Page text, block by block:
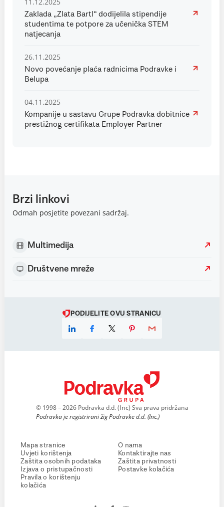
Zaklada „Zlata Bartl“ dodijelila stipendije
studentima te potpore za učenička STEM
natjecanja
26.11.2025
Novo povećanje plaća radnicima Podravke i
Belupa
04.11.2025
Kompanije u sastavu Grupe Podravka dobitnice
prestižnog certifikata Employer Partner
Brzi linkovi
Odmah posjetite povezani sadržaj.
Multimedija
Društvene mreže
PODIJELITE OVU STRANICU
© 1998 – 2026 Podravka d.d. (Inc) Sva prava pridržana
Podravka je registrirani žig Podravke d.d. (Inc.)
Mapa stranice
Uvjeti korištenja
Zaštita osobnih podataka
Izjava o pristupačnosti
Pravila o korištenju
kolačića
O nama
Kontaktirajte nas
Zaštita privatnosti
Postavke kolačića